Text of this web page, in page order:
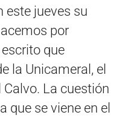
este jueves su
por
que
la Unicameral, el
La cuestión
que se viene en el